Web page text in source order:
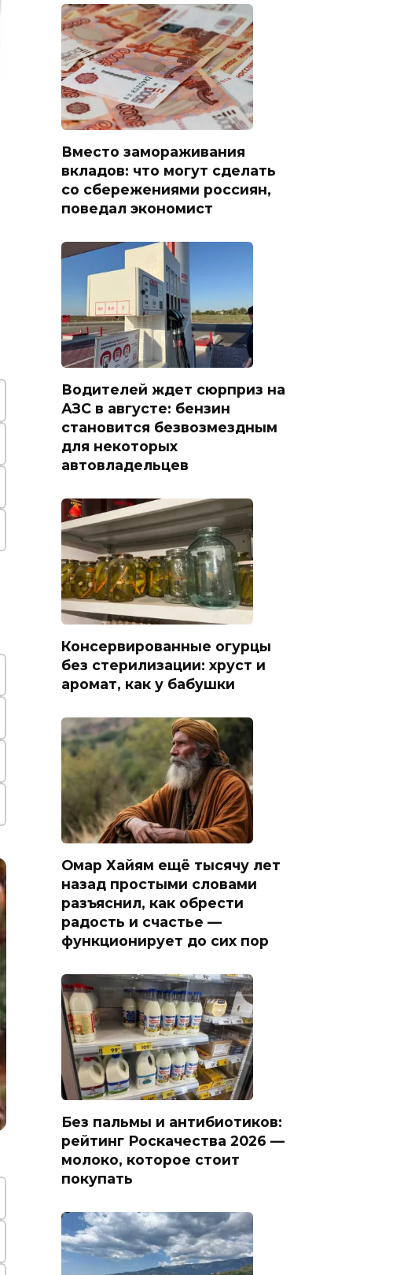
Вместо замораживания
вкладов: что могут сделать
со сбережениями россиян,
поведал экономист
Водителей ждет сюрприз на
АЗС в августе: бензин
становится безвозмездным
для некоторых
автовладельцев
Консервированные огурцы
без стерилизации: хруст и
аромат, как у бабушки
Омар Хайям ещё тысячу лет
назад простыми словами
разъяснил, как обрести
радость и счастье —
функционирует до сих пор
Без пальмы и антибиотиков:
рейтинг Роскачества 2026 —
молоко, которое стоит
покупать